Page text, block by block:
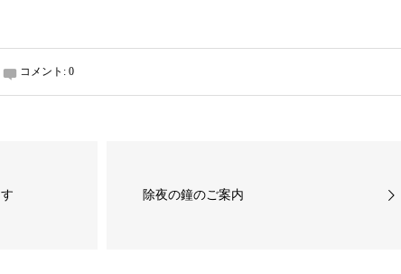
コメント: 0
除夜の鐘のご案内